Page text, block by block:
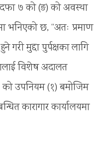
७ को (ङ) को अवस्था
भनिएको छ, “अतः प्रमाण
गरी मुद्दा पुर्पक्षका लागि
विशेष अदालत
उपनियम (१) बमोजिम
कारागार कार्यालयमा